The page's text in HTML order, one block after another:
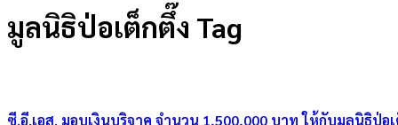
มูลนิธิป่อเต็กตึ๊ง Tag
ซี.อี.เอส. มอบเงินบริจาค จำนวน 1,500,000 บาท ให้กับมูลนิธิป่อ